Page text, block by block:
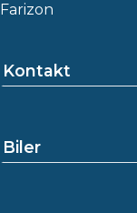
Farizon
Kontakt
Biler